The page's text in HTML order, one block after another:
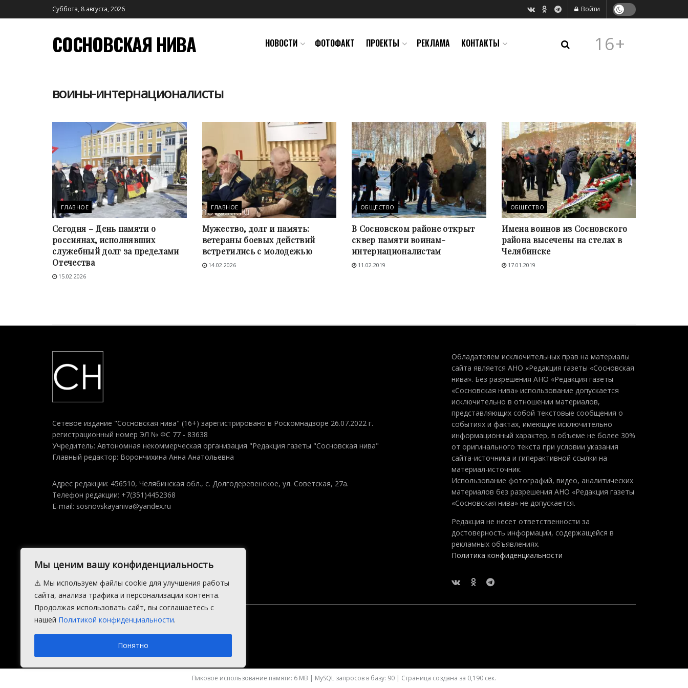
Мы ценим вашу конфиденциальность
⚠️ Мы используем файлы cookie для улучшения работы
сайта, анализа трафика и персонализации контента.
Продолжая использовать сайт, вы соглашаетесь с
нашей Политикой конфиденциальности.
Понятно
Суббота, 8 августа, 2026 Войти
СОСНОВСКАЯ НИВА НОВОСТИ ФОТОФАКТ ПРОЕКТЫ РЕКЛАМА КОНТАКТЫ 16+
воины-интернационалисты
ГЛАВНОЕ
Сегодня – День памяти о
россиянах, исполнявших
служебный долг за пределами
Отечества
15.02.2026
ГЛАВНОЕ
Мужество, долг и память:
ветераны боевых действий
встретились с молодежью
14.02.2026
ОБЩЕСТВО
В Сосновском районе открыт
сквер памяти воинам-
интернационалистам
11.02.2019
ОБЩЕСТВО
Имена воинов из Сосновского
района высечены на стелах в
Челябинске
17.01.2019
Сетевое издание "Сосновская нива" (16+) зарегистрировано в Роскомнадзоре 26.07.2022 г.
регистрационный номер ЭЛ № ФС 77 - 83638
Учредитель: Автономная некоммерческая организация "Редакция газеты "Сосновская нива"
Главный редактор: Ворончихина Анна Анатольевна
Адрес редакции: 456510, Челябинская обл., с. Долгодеревенское, ул. Советская, 27а.
Телефон редакции: +7(351)4452368
E-mail: sosnovskayaniva@yandex.ru
Обладателем исключительных прав на материалы
сайта является АНО «Редакция газеты «Сосновская
нива». Без разрешения АНО «Редакция газеты
«Сосновская нива» использование допускается
исключительно в отношении материалов,
представляющих собой текстовые сообщения о
событиях и фактах, имеющие исключительно
информационный характер, в объеме не более 30%
от оригинального текста при условии указания
сайта-источника и гиперактивной ссылки на
материал-источник.
Использование фотографий, видео, аналитических
материалов без разрешения АНО «Редакция газеты
«Сосновская нива» не допускается.
Редакция не несет ответственности за
достоверность информации, содержащейся в
рекламных объявлениях.
Политика конфиденциальности
2015 — 2026 © АНО Редакция газеты Сосновская Нива
Производство сайта:Андрей Петрович Попов, 1988 — 2026.
Пиковое использование памяти: 6 MB | MySQL запросов в базу: 90 | Страница создана за 0,190 сек.